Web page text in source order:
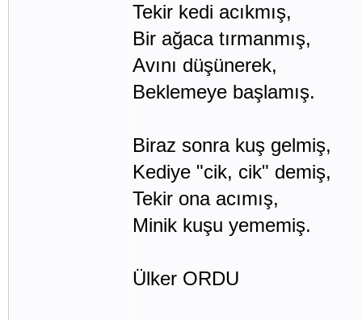
Tekir kedi acıkmış,
Bir ağaca tırmanmış,
Avını düşünerek,
Beklemeye başlamış.
Biraz sonra kuş gelmiş,
Kediye "cik, cik" demiş,
Tekir ona acımış,
Minik kuşu yememiş.
Ülker ORDU